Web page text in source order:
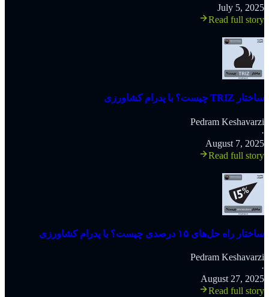
July 5, 2025
Read full story
‫ساختار TRIZ چیست؟ با پدرام کشاورزی
Pedram Keshavarzi
·
August 7, 2025
Read full story
ساختار راه حل‌های ۱۵ درصدی چیست؟ با پدرام کشاورزی
Pedram Keshavarzi
·
August 27, 2025
Read full story